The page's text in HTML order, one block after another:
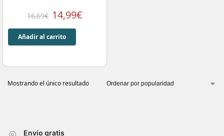
16,69€ 14,99€
Añadir al carrito
Mostrando el único resultado
Envío gratis